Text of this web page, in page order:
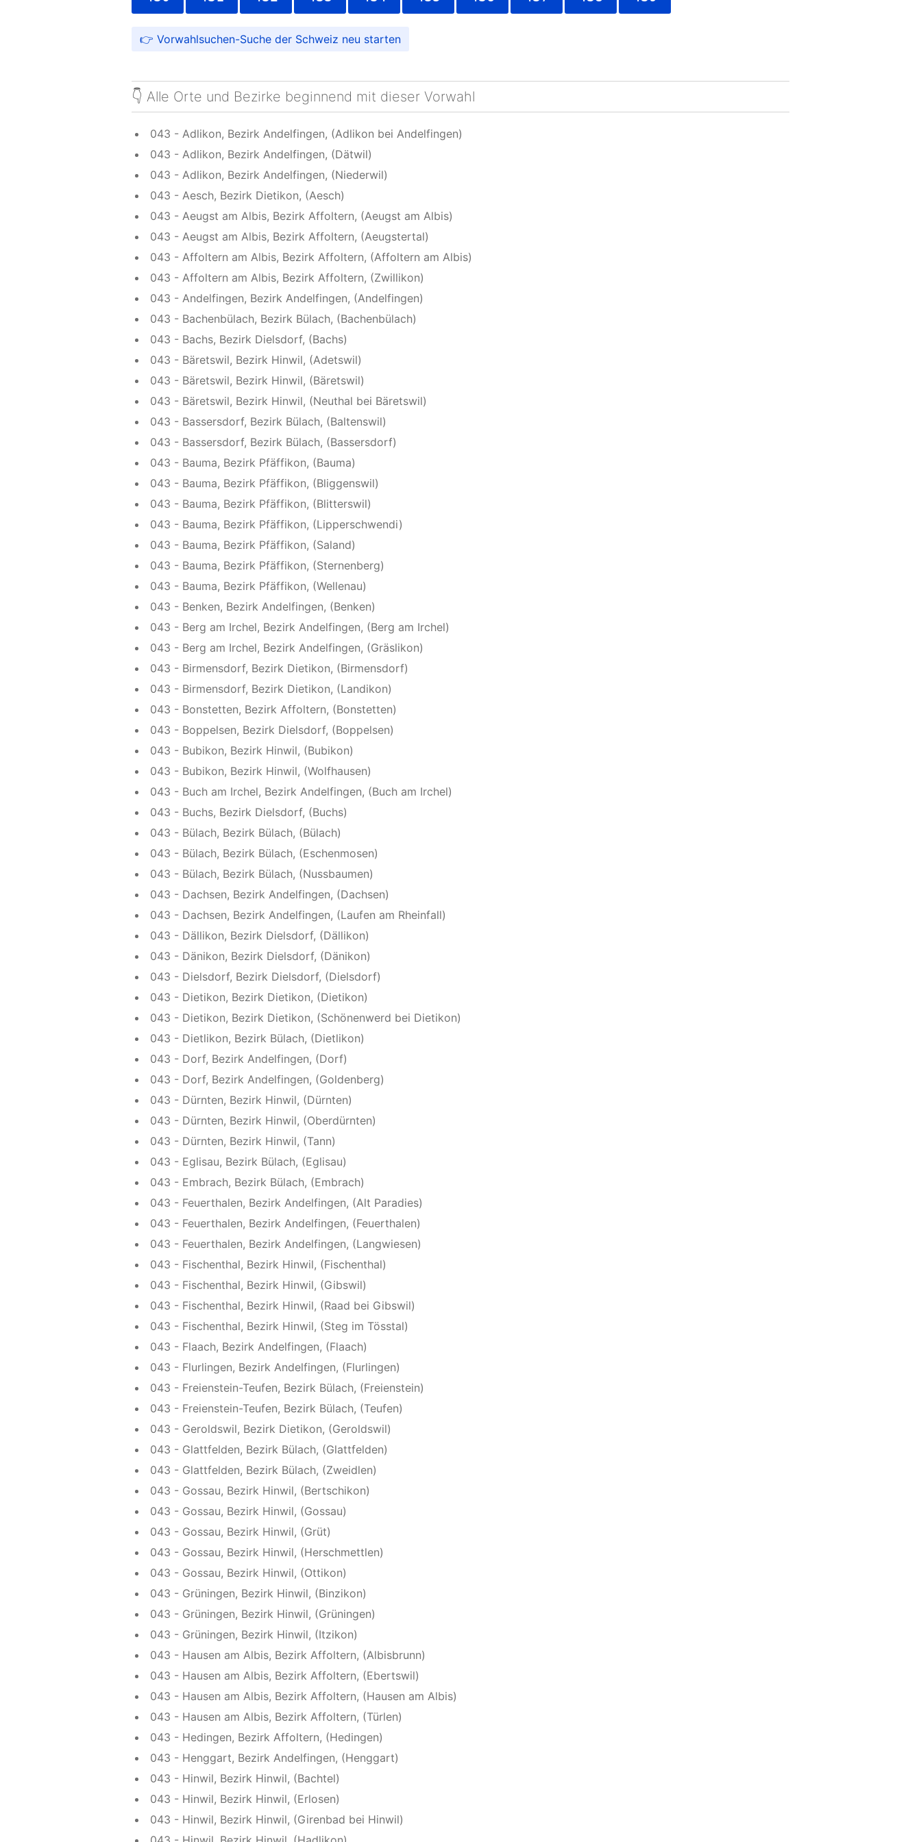
Vorwahlsuchen-Suche der Schweiz
👇 Alle Orte und Bezirke beginnend mit dieser Vorwahl
043 - Adlikon, Bezirk Andelfingen, (Adlikon bei Andelfingen)
043 - Adlikon, Bezirk Andelfingen, (Dätwil)
043 - Adlikon, Bezirk Andelfingen, (Niederwil)
043 - Aesch, Bezirk Dietikon, (Aesch)
043 - Aeugst am Albis, Bezirk Affoltern, (Aeugst am Albis)
043 - Aeugst am Albis, Bezirk Affoltern, (Aeugstertal)
043 - Affoltern am Albis, Bezirk Affoltern, (Affoltern am Albis)
043 - Affoltern am Albis, Bezirk Affoltern, (Zwillikon)
043 - Andelfingen, Bezirk Andelfingen, (Andelfingen)
043 - Bachenbülach, Bezirk Bülach, (Bachenbülach)
043 - Bachs, Bezirk Dielsdorf, (Bachs)
043 - Bäretswil, Bezirk Hinwil, (Adetswil)
043 - Bäretswil, Bezirk Hinwil, (Bäretswil)
043 - Bäretswil, Bezirk Hinwil, (Neuthal bei Bäretswil)
043 - Bassersdorf, Bezirk Bülach, (Baltenswil)
043 - Bassersdorf, Bezirk Bülach, (Bassersdorf)
043 - Bauma, Bezirk Pfäffikon, (Bauma)
043 - Bauma, Bezirk Pfäffikon, (Bliggenswil)
043 - Bauma, Bezirk Pfäffikon, (Blitterswil)
043 - Bauma, Bezirk Pfäffikon, (Lipperschwendi)
043 - Bauma, Bezirk Pfäffikon, (Saland)
043 - Bauma, Bezirk Pfäffikon, (Sternenberg)
043 - Bauma, Bezirk Pfäffikon, (Wellenau)
043 - Benken, Bezirk Andelfingen, (Benken)
043 - Berg am Irchel, Bezirk Andelfingen, (Berg am Irchel)
043 - Berg am Irchel, Bezirk Andelfingen, (Gräslikon)
043 - Birmensdorf, Bezirk Dietikon, (Birmensdorf)
043 - Birmensdorf, Bezirk Dietikon, (Landikon)
043 - Bonstetten, Bezirk Affoltern, (Bonstetten)
043 - Boppelsen, Bezirk Dielsdorf, (Boppelsen)
043 - Bubikon, Bezirk Hinwil, (Bubikon)
043 - Bubikon, Bezirk Hinwil, (Wolfhausen)
043 - Buch am Irchel, Bezirk Andelfingen, (Buch am Irchel)
043 - Buchs, Bezirk Dielsdorf, (Buchs)
043 - Bülach, Bezirk Bülach, (Bülach)
043 - Bülach, Bezirk Bülach, (Eschenmosen)
043 - Bülach, Bezirk Bülach, (Nussbaumen)
043 - Dachsen, Bezirk Andelfingen, (Dachsen)
043 - Dachsen, Bezirk Andelfingen, (Laufen am Rheinfall)
043 - Dällikon, Bezirk Dielsdorf, (Dällikon)
043 - Dänikon, Bezirk Dielsdorf, (Dänikon)
043 - Dielsdorf, Bezirk Dielsdorf, (Dielsdorf)
043 - Dietikon, Bezirk Dietikon, (Dietikon)
043 - Dietikon, Bezirk Dietikon, (Schönenwerd bei Dietikon)
043 - Dietlikon, Bezirk Bülach, (Dietlikon)
043 - Dorf, Bezirk Andelfingen, (Dorf)
043 - Dorf, Bezirk Andelfingen, (Goldenberg)
043 - Dürnten, Bezirk Hinwil, (Dürnten)
043 - Dürnten, Bezirk Hinwil, (Oberdürnten)
043 - Dürnten, Bezirk Hinwil, (Tann)
043 - Eglisau, Bezirk Bülach, (Eglisau)
043 - Embrach, Bezirk Bülach, (Embrach)
043 - Feuerthalen, Bezirk Andelfingen, (Alt Paradies)
043 - Feuerthalen, Bezirk Andelfingen, (Feuerthalen)
043 - Feuerthalen, Bezirk Andelfingen, (Langwiesen)
043 - Fischenthal, Bezirk Hinwil, (Fischenthal)
043 - Fischenthal, Bezirk Hinwil, (Gibswil)
043 - Fischenthal, Bezirk Hinwil, (Raad bei Gibswil)
043 - Fischenthal, Bezirk Hinwil, (Steg im Tösstal)
043 - Flaach, Bezirk Andelfingen, (Flaach)
043 - Flurlingen, Bezirk Andelfingen, (Flurlingen)
043 - Freienstein-Teufen, Bezirk Bülach, (Freienstein)
043 - Freienstein-Teufen, Bezirk Bülach, (Teufen)
043 - Geroldswil, Bezirk Dietikon, (Geroldswil)
043 - Glattfelden, Bezirk Bülach, (Glattfelden)
043 - Glattfelden, Bezirk Bülach, (Zweidlen)
043 - Gossau, Bezirk Hinwil, (Bertschikon)
043 - Gossau, Bezirk Hinwil, (Gossau)
043 - Gossau, Bezirk Hinwil, (Grüt)
043 - Gossau, Bezirk Hinwil, (Herschmettlen)
043 - Gossau, Bezirk Hinwil, (Ottikon)
043 - Grüningen, Bezirk Hinwil, (Binzikon)
043 - Grüningen, Bezirk Hinwil, (Grüningen)
043 - Grüningen, Bezirk Hinwil, (Itzikon)
043 - Hausen am Albis, Bezirk Affoltern, (Albisbrunn)
043 - Hausen am Albis, Bezirk Affoltern, (Ebertswil)
043 - Hausen am Albis, Bezirk Affoltern, (Hausen am Albis)
043 - Hausen am Albis, Bezirk Affoltern, (Türlen)
043 - Hedingen, Bezirk Affoltern, (Hedingen)
043 - Henggart, Bezirk Andelfingen, (Henggart)
043 - Hinwil, Bezirk Hinwil, (Bachtel)
043 - Hinwil, Bezirk Hinwil, (Erlosen)
043 - Hinwil, Bezirk Hinwil, (Girenbad bei Hinwil)